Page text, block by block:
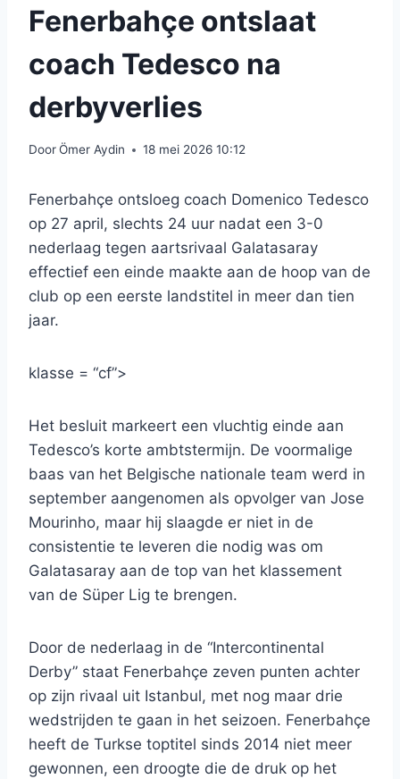
Fenerbahçe ontslaat
coach Tedesco na
derbyverlies
DoorÖmer Aydin 18 mei 2026 10:12
Fenerbahçe ontsloeg coach Domenico Tedesco
op 27 april, slechts 24 uur nadat een 3-0
nederlaag tegen aartsrivaal Galatasaray
effectief een einde maakte aan de hoop van de
club op een eerste landstitel in meer dan tien
jaar.
klasse = “cf”>
Het besluit markeert een vluchtig einde aan
Tedesco’s korte ambtstermijn. De voormalige
baas van het Belgische nationale team werd in
september aangenomen als opvolger van Jose
Mourinho, maar hij slaagde er niet in de
consistentie te leveren die nodig was om
Galatasaray aan de top van het klassement
van de Süper Lig te brengen.
Door de nederlaag in de “Intercontinental
Derby” staat Fenerbahçe zeven punten achter
op zijn rivaal uit Istanbul, met nog maar drie
wedstrijden te gaan in het seizoen. Fenerbahçe
heeft de Turkse toptitel sinds 2014 niet meer
gewonnen, een droogte die de druk op het